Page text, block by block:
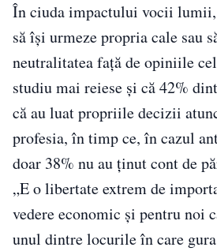
În ciuda impactului vocii
să își urmeze propria cale sau
neutralitatea față de opiniile
studiu mai reiese și că 42%
că au luat propriile decizii
profesia, în timp ce, în cazul
doar 38% nu au ținut cont de
„E o libertate extrem de
vedere economic și pentru noi
unul dintre locurile în care